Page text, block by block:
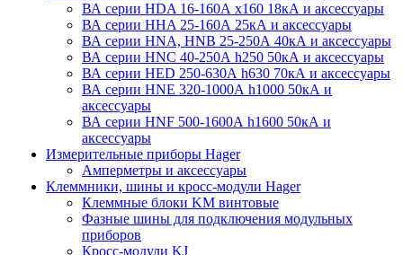
ВА серии HDA 16-160А x160 18кА и аксессуары
ВА серии HHA 25-160А 25кА и аксессуары
ВА серии HNA, HNB 25-250А 40кА и аксессуары
ВА серии HNC 40-250А h250 50кА и аксессуары
ВА серии HED 250-630А h630 70кА и аксессуары
ВА серии HNE 320-1000А h1000 50кА и
аксессуары
ВА серии HNF 500-1600А h1600 50кА и
аксессуары
Измерительные приборы Hager
Амперметры и аксессуары
Клеммники, шины и кросс-модули Hager
Клеммные блоки KM винтовые
Фазные шины для подключения модульных
приборов
Кросс-модули KJ